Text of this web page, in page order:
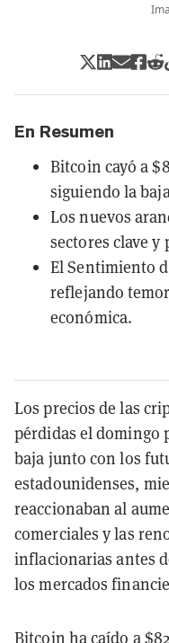
En Resumen
Bitcoin cayó a
siguiendo la
Los nuevos
sectores clave
El Sentimiento
reflejando
económica.
Los precios de las
pérdidas el domingo
baja junto con los
estadounidenses,
reaccionaban al
comerciales y las
inflacionarias antes
los mercados
Bitcoin ha caído a